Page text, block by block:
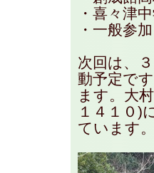
・喜々
・一
次回は、
動予定で
ます。大
１４１０)
ています